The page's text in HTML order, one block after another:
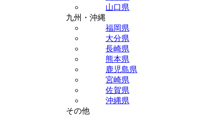
山口県
九州・沖縄
福岡県
大分県
長崎県
熊本県
鹿児島県
宮崎県
佐賀県
沖縄県
その他